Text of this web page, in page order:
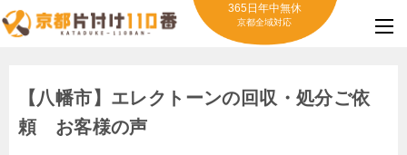
365日年中無休
京都全域対応
【八幡市】エレクトーンの回収・処分ご依
頼 お客様の声